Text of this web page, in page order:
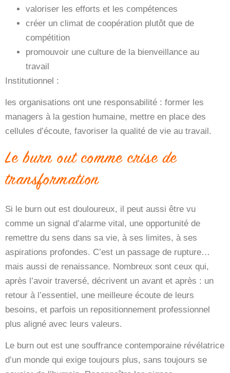
valoriser les efforts et les compétences
créer un climat de coopération plutôt que de
compétition
promouvoir une culture de la bienveillance au
travail
Institutionnel :
les organisations ont une responsabilité : former les
managers à la gestion humaine, mettre en place des
cellules d’écoute, favoriser la qualité de vie au travail.
Le burn out comme crise de
transformation
Si le burn out est douloureux, il peut aussi être vu
comme un signal d’alarme vital, une opportunité de
remettre du sens dans sa vie, à ses limites, à ses
aspirations profondes. C’est un passage de rupture…
mais aussi de renaissance. Nombreux sont ceux qui,
après l’avoir traversé, décrivent un avant et après : un
retour à l’essentiel, une meilleure écoute de leurs
besoins, et parfois un repositionnement professionnel
plus aligné avec leurs valeurs.
Le burn out est une souffrance contemporaine révélatrice
d’un monde qui exige toujours plus, sans toujours se